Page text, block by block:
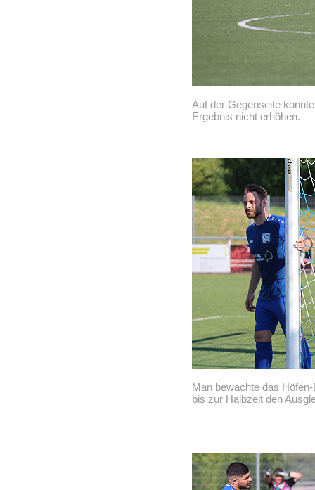
Auf der Gegenseite
Ergebnis nicht erhöhen.
Man bewachte das
bis zur Halbzeit den